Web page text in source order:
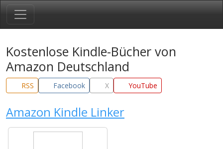
Kostenlose Kindle-Bücher von
Amazon Deutschland
RSS Facebook X YouTube
Amazon Kindle Linker